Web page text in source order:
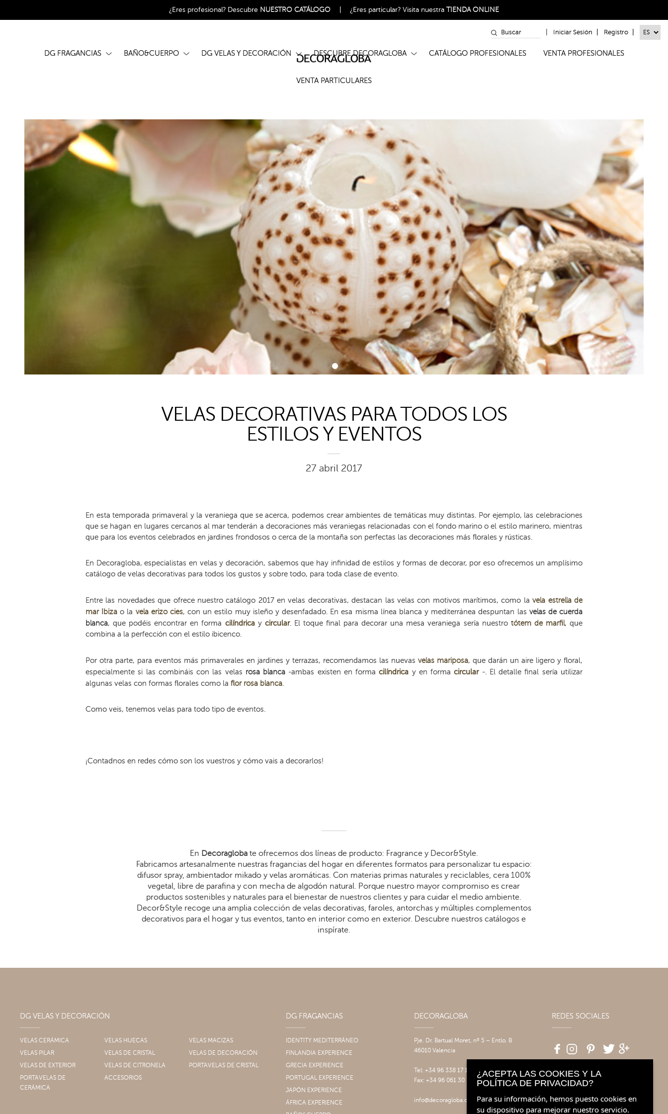
¿Eres profesional? Descubre NUESTRO CATÁLOGO ¿Eres particular?Visita nuestraTIENDA ONLINE
Iniciar Sesión Registro
DG FRAGANCIAS BAÑO&CUERPO DG VELAS Y DECORACIÓN DESCUBRE DECORAGLOBA CATÁLOGO PROFESIONALES VENTA PROFESIONALES
VENTA PARTICULARES
1
VELAS DECORATIVAS PARA TODOS LOS
ESTILOS Y EVENTOS
27 abril 2017
En esta temporada primaveral y la veraniega que se acerca, podemos crear ambientes de temáticas muy distintas. Por ejemplo, las celebraciones
que se hagan en lugares cercanos al mar tenderán a decoraciones más veraniegas relacionadas con el fondo marino o el estilo marinero, mientras
que para los eventos celebrados en jardines frondosos o cerca de la montaña son perfectas las decoraciones más florales y rústicas.
En Decoragloba, especialistas en velas y decoración, sabemos que hay infinidad de estilos y formas de decorar, por eso ofrecemos un amplísimo
catálogo de velas decorativas para todos los gustos y sobre todo, para toda clase de evento.
Entre las novedades que ofrece nuestro catálogo 2017 en velas decorativas, destacan las velas con motivos marítimos, como lavela estrella de
mar Ibiza o la vela erizo cies, con un estilo muy isleño y desenfadado. En esa misma línea blanca y mediterránea despuntan las velas de cuerda
blanca, que podéis encontrar en forma cilíndricay circular. El toque final para decorar una mesa veraniega sería nuestro tótem de marfil, que
combina a la perfección con el estilo ibicenco.
Por otra parte, para eventos más primaverales en jardines y terrazas, recomendamos las nuevas velas mariposa, que darán un aire ligero y floral,
especialmente si las combináis con las velas rosa blanca -ambas existen en formacilíndrica y en formacircular-. El detalle final sería utilizar
algunas velas con formas florales como la flor rosa blanca.
Como veis, tenemos velas para todo tipo de eventos.
¡Contadnos en redes cómo son los vuestros y cómo vais a decorarlos!
En Decoraglobate ofrecemos dos líneas de producto: Fragrance y Decor&Style.
Fabricamos artesanalmente nuestras fragancias del hogar en diferentes formatos para personalizar tu espacio:
difusor spray, ambientador mikado y velas aromáticas. Con materias primas naturales y reciclables, cera 100%
vegetal, libre de parafina y con mecha de algodón natural. Porque nuestro mayor compromiso es crear
productos sostenibles y naturales para el bienestar de nuestros clientes y para cuidar el medio ambiente.
Decor&Style recoge una amplia colección de velas decorativas, faroles, antorchas y múltiples complementos
decorativos para el hogar y tus eventos, tanto en interior como en exterior. Descubre nuestros catálogos e
inspírate.
DG VELAS Y DECORACIÓN
VELAS CERÁMICA VELAS HUECAS
VELAS MACIZAS
VELAS PILAR
VELAS DE CRISTAL
VELAS DE DECORACIÓN
VELAS DE EXTERIOR
VELAS DE CITRONELA
PORTAVELAS DE CRISTAL
PORTAVELAS DE
CERÁMICA
ACCESORIOS
DG FRAGANCIAS
IDENTITY MEDITERRÁNEO
FINLANDIA EXPERIENCE
GRECIA EXPERIENCE
PORTUGAL EXPERIENCE
JAPÓN EXPERIENCE
ÁFRICA EXPERIENCE
DECORAGLOBA
Pje. Dr. Bartual Moret, nº 5 – Entlo. B
46010 Valencia
Tel: +34 96 338 17 17
Fax: +34 96 061 30 14
info@decoragloba.com
REDES SOCIALES
¿ACEPTA LAS COOKIES Y LA
POLÍTICA DE PRIVACIDAD?
Para su información, hemos puesto cookies en
su dispositivo para mejorar nuestro servicio.